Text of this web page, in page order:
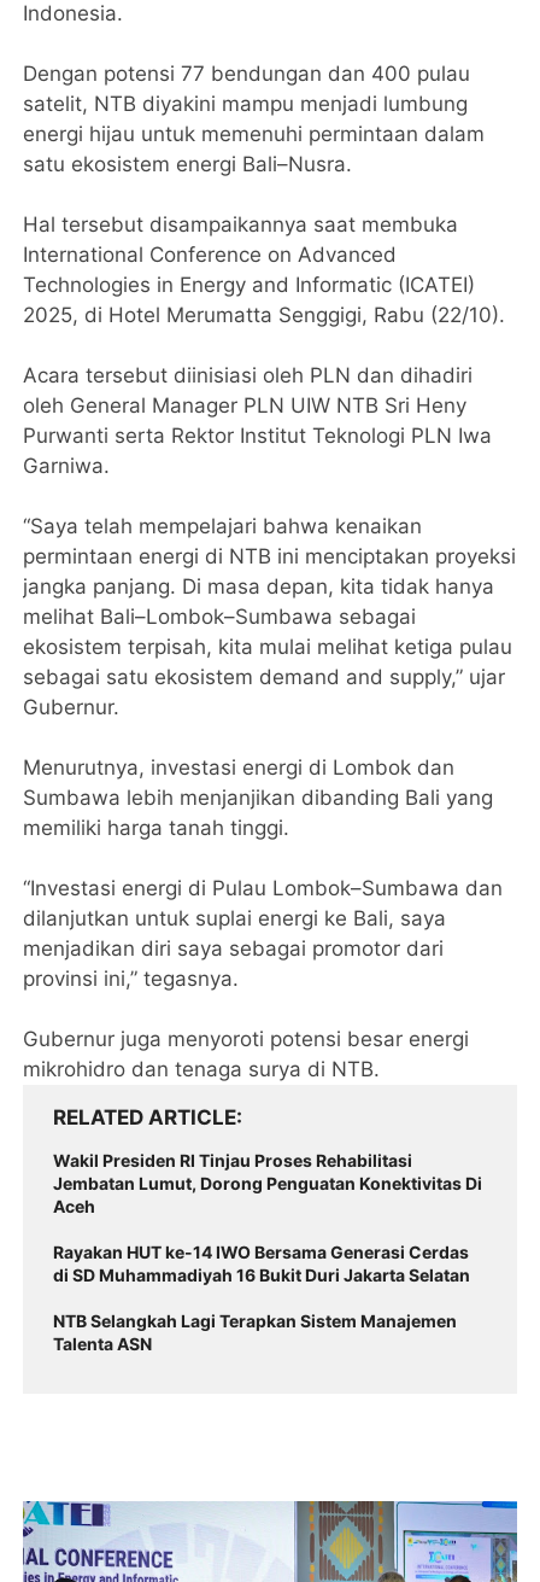
Indonesia.
‎Dengan potensi 77 bendungan dan 400 pulau
satelit, NTB diyakini mampu menjadi lumbung
energi hijau untuk memenuhi permintaan dalam
satu ekosistem energi Bali–Nusra.
‎Hal tersebut disampaikannya saat membuka
International Conference on Advanced
Technologies in Energy and Informatic (ICATEI)
2025, di Hotel Merumatta Senggigi, Rabu (22/10).
‎Acara tersebut diinisiasi oleh PLN dan dihadiri
oleh General Manager PLN UIW NTB Sri Heny
Purwanti serta Rektor Institut Teknologi PLN Iwa
Garniwa.
‎“Saya telah mempelajari bahwa kenaikan
permintaan energi di NTB ini menciptakan proyeksi
jangka panjang. Di masa depan, kita tidak hanya
melihat Bali–Lombok–Sumbawa sebagai
ekosistem terpisah, kita mulai melihat ketiga pulau
sebagai satu ekosistem demand and supply,” ujar
Gubernur.
‎Menurutnya, investasi energi di Lombok dan
Sumbawa lebih menjanjikan dibanding Bali yang
memiliki harga tanah tinggi.
‎“Investasi energi di Pulau Lombok–Sumbawa dan
dilanjutkan untuk suplai energi ke Bali, saya
menjadikan diri saya sebagai promotor dari
provinsi ini,” tegasnya.
‎Gubernur juga menyoroti potensi besar energi
mikrohidro dan tenaga surya di NTB.
RELATED ARTICLE
Wakil Presiden RI Tinjau Proses Rehabilitasi
Jembatan Lumut, Dorong Penguatan Konektivitas Di
Aceh
Rayakan HUT ke-14 IWO Bersama Generasi Cerdas
di SD Muhammadiyah 16 Bukit Duri Jakarta Selatan
NTB Selangkah Lagi Terapkan Sistem Manajemen
Talenta ASN